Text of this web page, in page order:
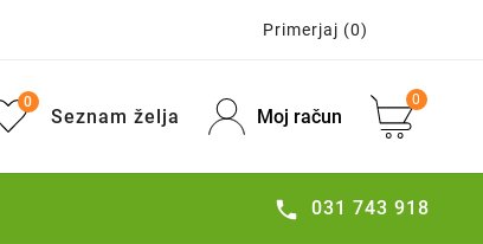
Primerjaj (0)
Seznam želja
0
Moj račun
0
 031 743 918